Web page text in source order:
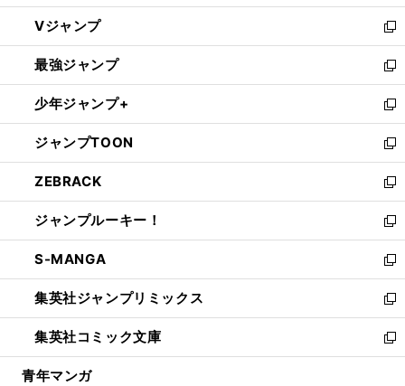
ウ
ィ
ン
ド
ウ
で
開
く
し
い
ウ
ィ
ン
ド
ウ
で
開
く
Vジャンプ
新
し
い
ウ
ィ
ン
ド
ウ
で
開
く
最強ジャンプ
新
し
い
ウ
ィ
ン
ド
ウ
で
開
く
少年ジャンプ+
新
し
い
ウ
ィ
ン
ド
ウ
で
開
く
ジャンプTOON
新
し
い
ウ
ィ
ン
ド
ウ
で
開
く
ZEBRACK
新
し
い
ウ
ィ
ン
ド
ウ
で
開
ジャンプルーキー！
新
し
い
ウ
ィ
ン
ド
ウ
S-MANGA
新
し
い
ウ
ィ
ン
集英社ジャンプリミックス
新
し
い
ウ
集英社コミック文庫
新
し
青年マンガ